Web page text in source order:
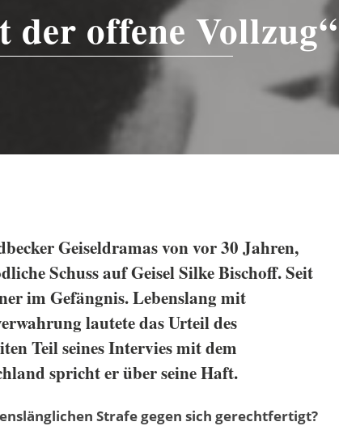
der offene Vollzug“
Geiseldramas von vor 30 Jahren,
Schuss auf Geisel Silke Bischoff. Seit
im Gefängnis. Lebenslang mit
lautete das Urteil des
Teil seines Intervies mit dem
spricht er über seine Haft.
Strafe gegen sich gerechtfertigt?